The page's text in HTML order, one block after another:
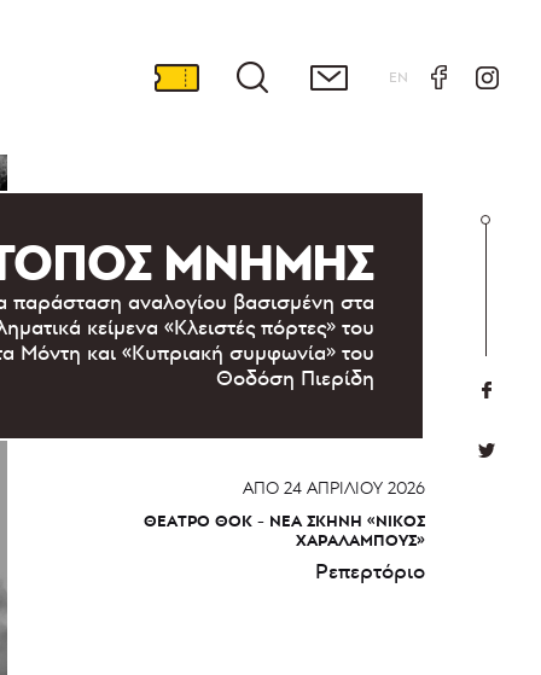
EN
ΜΝΗΜΗΣ
παράσταση αναλογίου βασισμένη στα
κείμενα «Κλειστές πόρτες» του
Μόντη και «Κυπριακή συμφωνία» του
Θοδόση Πιερίδη
ΑΠΌ 24 ΑΠΡΙΛΊΟΥ 2026
ΘΈΑΤΡΟ ΘΟΚ - ΝΈΑ ΣΚΗΝΉ «ΝΊΚΟΣ
ΧΑΡΑΛΆΜΠΟΥΣ»
Ρεπερτόριο